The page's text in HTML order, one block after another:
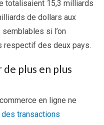
totalisaient 15,3 milliards
de dollars aux
si l’on
respectif des deux pays.
plus en plus
en ligne ne
des transactions